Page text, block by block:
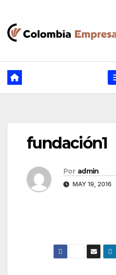
contenido
fundación1
Por admin
MAY 19, 2016